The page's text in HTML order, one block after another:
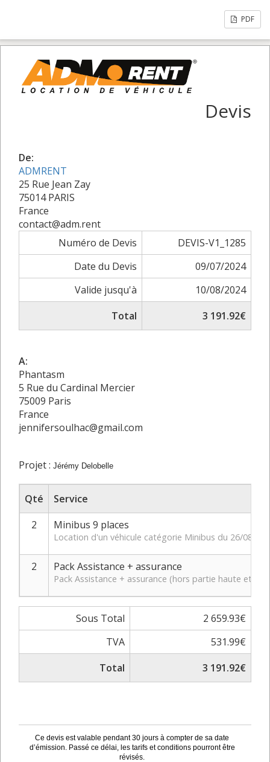
PDF
Devis
De:
ADMRENT
25 Rue Jean Zay
75014 PARIS
France
contact@adm.rent
Numéro de Devis
DEVIS-V1_1285
Date du Devis
09/07/2024
Valide jusqu'à
10/08/2024
Total
3 191.92€
A:
Phantasm
5 Rue du Cardinal Mercier
75009 Paris
France
jennifersoulhac@gmail.com
Projet : Jérémy Delobelle
Qté
Service
2
Minibus 9 places
Location d'un véhicule catégorie Minibus du 26/08/
2 Pack Assistance + assurance
Pack Assistance + assurance (hors partie haute et
Sous Total
2 659.93€
TVA
531.99€
Total
3 191.92€
Ce devis est valable pendant 30 jours à compter de sa date
d’émission. Passé ce délai, les tarifs et conditions pourront être
révisés.